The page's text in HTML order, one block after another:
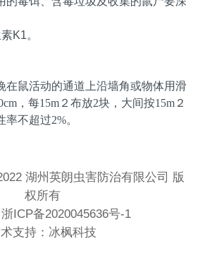
K1。
在鼠活动的通道上沿墙角或物体用滑
，每15m ２布放2块，大间按15m ２
率不超过2%。
湖州英朗虫害防治有限公司 版
权所有
浙ICP备2020045636号-1
支持：冰枫科技